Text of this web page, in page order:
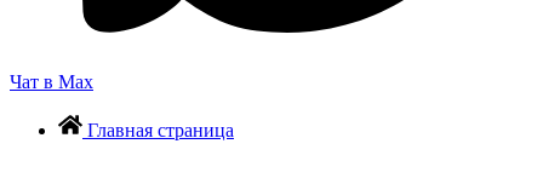
Чат в Max
Главная страница